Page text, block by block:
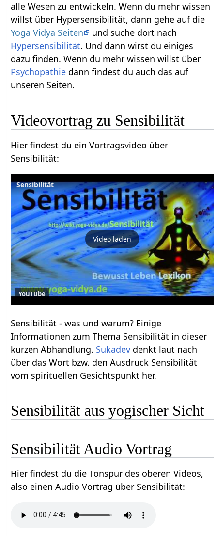
alle Wesen zu entwickeln. Wenn du mehr wissen
willst über Hypersensibilität, dann gehe auf die
Yoga Vidya Seiten
und suche dort nach
Hypersensibilität. Und dann wirst du einiges
dazu finden. Wenn du mehr wissen willst über
Psychopathie dann findest du auch das auf
unseren Seiten.
Videovortrag zu Sensibilität
Hier findest du ein Vortragsvideo über
Sensibilität:
Sensibilität
Video laden
YouTube
Sensibilität - was und warum? Einige
Informationen zum Thema Sensibilität in dieser
kurzen Abhandlung. Sukadev denkt laut nach
über das Wort bzw. den Ausdruck Sensibilität
vom spirituellen Gesichtspunkt her.
Sensibilität aus yogischer Sicht
Sensibilität Audio Vortrag
Hier findest du die Tonspur des oberen Videos,
also einen Audio Vortrag über Sensibilität: